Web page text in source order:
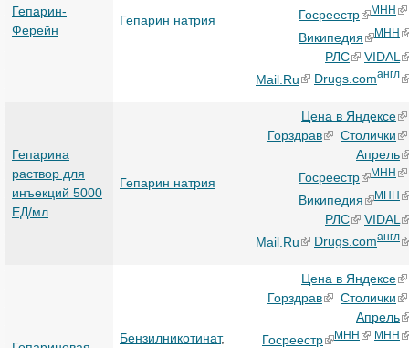
Гепарин-
Ферейн
Гепарин натрия
Госреестр
МНН
Википедия МНН
РЛС
VIDAL
Mail.Ru
Drugs.comангл
Гепарина
раствор для
инъекций 5000
ЕД/мл
Гепарин натрия
Цена в Яндексе
Горздрав
Столички
Апрель
Госреестр
МНН
Википедия МНН
РЛС
VIDAL
Mail.Ru
Drugs.comангл
Бензилникотинат,
Цена в Яндексе
Горздрав
Столички
Апрель
Госреестр
МНН МНН